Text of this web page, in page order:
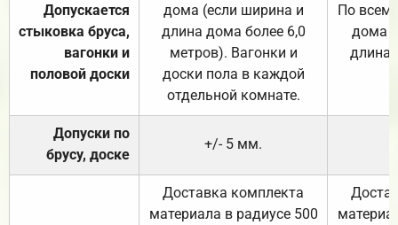
Допускается
стыковка бруса,
вагонки и
половой доски
дома (если ширина и
длина дома более 6,0
метров). Вагонки и
доски пола в каждой
отдельной комнате.
По
дома
длина
Допуски по
брусу, доске
+/- 5 мм.
Доставка комплекта
материала в радиусе 500